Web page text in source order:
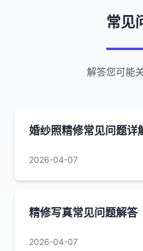
常见
解答您可能
婚纱照精修常见问题详
2026-04-07
精修写真常见问题解答
2026-04-07